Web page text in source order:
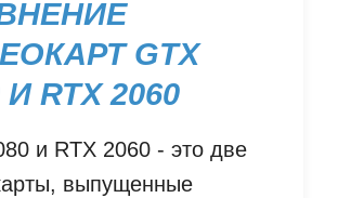
GTX
И RTX 2060
и RTX 2060 - это две
выпущенные